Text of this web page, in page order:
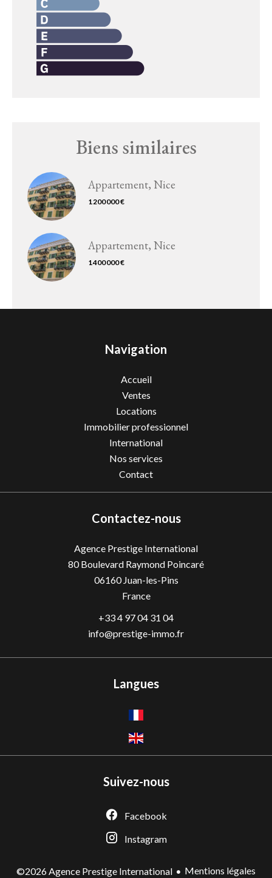
Biens similaires
Appartement, Nice
1 200 000 €
Appartement, Nice
1 400 000 €
Navigation
Accueil
Ventes
Locations
Immobilier professionnel
International
Nos services
Contact
Contactez-nous
Agence Prestige International
80 Boulevard Raymond Poincaré
06160Juan-les-Pins
France
+33 4 97 04 31 04
info@prestige-immo.fr
Langues
Suivez-nous
Facebook
Instagram
©2026 Agence Prestige International Mentions légales